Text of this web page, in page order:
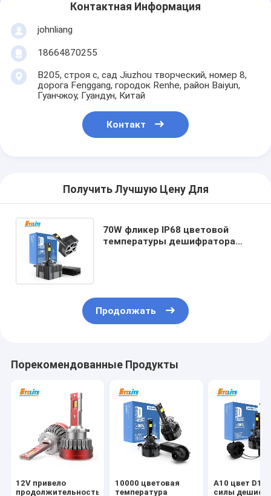
Контактная Информация
johnliang
18664870255
B205, строя c, сад Jiuzhou творческий, номер 8,
дорога Fenggang, городок Renhe, район Baiyun,
Гуанчжоу, Гуандун, Китай
Контакт
Получить Лучшую Цену Для
70W фликер IP68 цветовой
температуры дешифратора
Продолжать
Порекомендованные Продукты
12V привело
продолжительность
10000 цветовая
температура
A10 цвет D1S
силы